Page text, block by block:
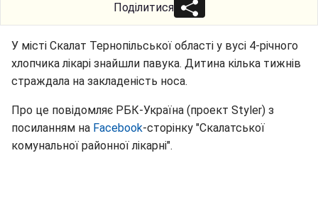
Поділитися
У місті Скалат Тернопільської області у вусі 4-річного
хлопчика лікарі знайшли павука. Дитина кілька тижнів
страждала на закладеність носа.
Про це повідомляє РБК-Україна (проект Styler) з
посиланням на Facebook-сторінку "Скалатської
комунальної районної лікарні".